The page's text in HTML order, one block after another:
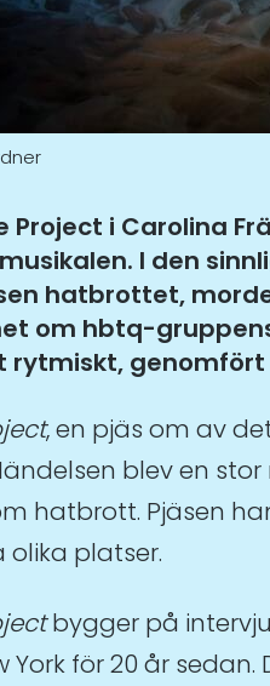
Project i Carolina
I den
hatbrottet,
om hbtq-
rytmiskt,
, en pjäs om av
blev en
hatbrott. Pjäsen
platser.
bygger på
York för 20 år